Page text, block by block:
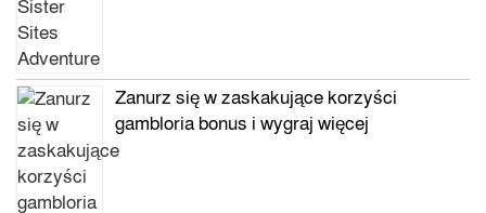
Zanurz się w zaskakujące korzyści
gambloria bonus i wygraj więcej